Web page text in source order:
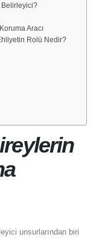
Belirleyici?
Aracı
Rolü Nedir?
unsurlarından biri